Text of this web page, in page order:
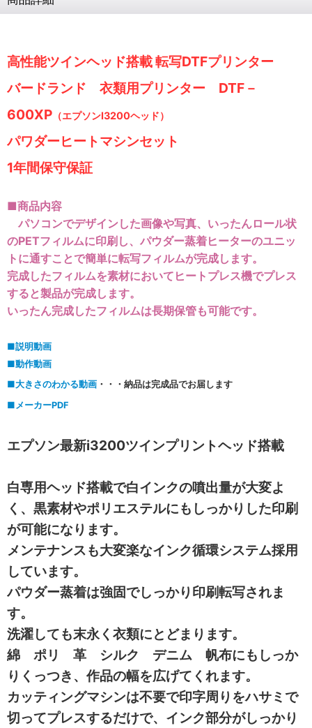
高性能ツインヘッド搭載 転写DTFプリンター
バードランド 衣類用プリンター DTF－
600XP （エプソンI3200ヘッド）
パワダーヒートマシンセット
1年間保守保証
■商品内容
パソコンでデザインした画像や写真、いったんロール状
のPETフィルムに印刷し、パウダー蒸着ヒーターのユニッ
トに通すことで簡単に転写フィルムが完成します。
完成したフィルムを素材においてヒートプレス機でプレス
すると製品が完成します。
いったん完成したフィルムは長期保管も可能です。
■説明動画
■動作動画
■大きさのわかる動画 ・・・納品は完成品でお届します
■メーカーPDF
エプソン最新i3200ツインプリントヘッド搭載
白専用ヘッド搭載で白インクの噴出量が大変よ
く、黒素材やポリエステルにもしっかりした印刷
が可能になります。
メンテナンスも大変楽なインク循環システム採用
しています。
パウダー蒸着は強固でしっかり印刷転写されま
す。
洗濯しても末永く衣類にとどまります。
綿 ポリ 革 シルク デニム 帆布にもしっか
りくっつき、作品の幅を広げてくれます。
カッティングマシンは不要で印字周りをハサミで
切ってプレスするだけで、インク部分がしっかり